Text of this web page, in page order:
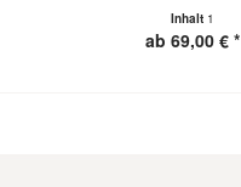
Inhalt 1
ab 69,00 € *